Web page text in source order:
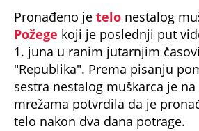
Pronađeno je telo nestalog
Požege koji je poslednji put
1. juna u ranim jutarnjim
"Republika". Prema pisanju
sestra nestalog muškarca je
mrežama potvrdila da je
telo nakon dva dana potrage.